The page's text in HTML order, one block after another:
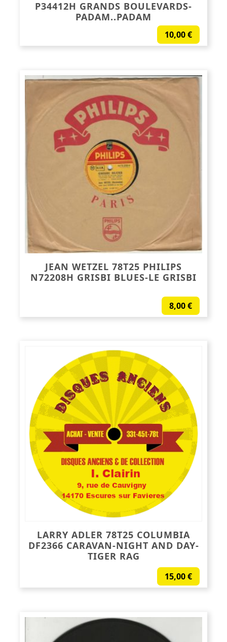
P34412H GRANDS BOULEVARDS-
PADAM..PADAM
10,00€
JEAN WETZEL 78T25 PHILIPS
N72208H GRISBI BLUES-LE GRISBI
8,00€
LARRY ADLER 78T25 COLUMBIA
DF2366 CARAVAN-NIGHT AND DAY-
TIGER RAG
15,00€